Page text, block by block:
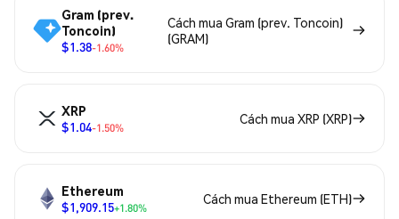
Gram (prev.
Toncoin)
$1.38-1.60%
Cách mua Gram (prev. Toncoin)
(GRAM)
XRP
$1.04-1.50%
Cách mua XRP (XRP)
Ethereum
$1,909.15+1.80%
Cách mua Ethereum (ETH)